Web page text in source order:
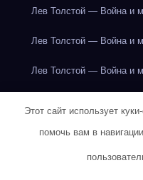
Лев Толстой — Война и
Лев Толстой — Война и
Лев Толстой — Война и
Лондон Лондон
Лондон
Этот сайт использует
помочь вам в